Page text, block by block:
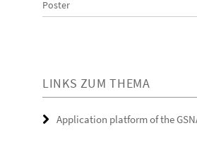
Poster
LINKS ZUM THEMA
Application platform of the